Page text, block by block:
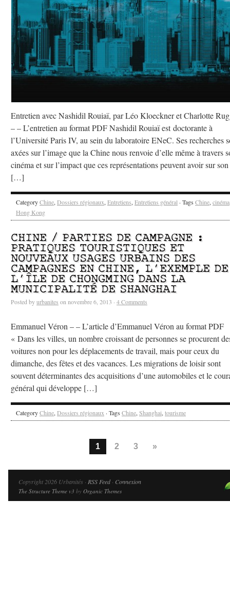
Entretien avec Nashidil Rouiaï, par Léo Kloeckner et Charlotte
– – L’entretien au format PDF Nashidil Rouiaï est doctorante à
l’Université Paris IV, au sein du laboratoire ENeC. Ses recherches
axées sur l’image que la Chine nous renvoie d’elle même à travers
cinéma et sur l’impact que ces représentations peuvent avoir sur son
[…]
CategoryChine, Dossiers régionaux, Entretiens, Entretiens général · Tags Chine, cinéma
Hong Kong
CHINE / PARTIES DE CAMPAGNE :
PRATIQUES TOURISTIQUES ET
NOUVEAUX USAGES URBAINS DES
CAMPAGNES EN CHINE, L’EXEMPLE DE
L’ÎLE DE CHONGMING DANS LA
MUNICIPALITÉ DE SHANGHAI
Posted byurbanites on novembre 6, 2013 · 4 Comments
Emmanuel Véron – – L’article d’Emmanuel Véron au format PDF
« Dans les villes, un nombre croissant de personnes se procurent
voitures non pour les déplacements de travail, mais pour ceux du
dimanche, des fêtes et des vacances. Les migrations de loisir sont
souvent déterminantes des acquisitions d’une automobiles et le
général qui développe […]
CategoryChine, Dossiers régionaux · Tags Chine, Shanghai, tourisme
1 2 3 »
Copyright 2026 Urbanités · RSS Feed· Connexion
The Structure Theme v3 by Organic Themes